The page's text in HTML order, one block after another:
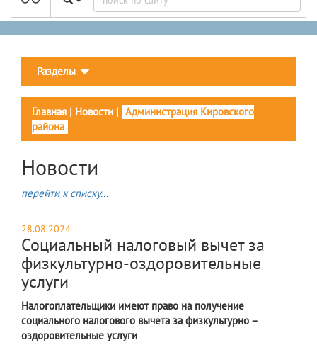
Разделы
Главная | Новости | Администрация Кировского
района
Новости
перейти к списку...
28.08.2024
Социальный налоговый вычет за
физкультурно-оздоровительные
услуги
Налогоплательщики имеют право на получение
социального налогового вычета за физкультурно –
оздоровительные услуги